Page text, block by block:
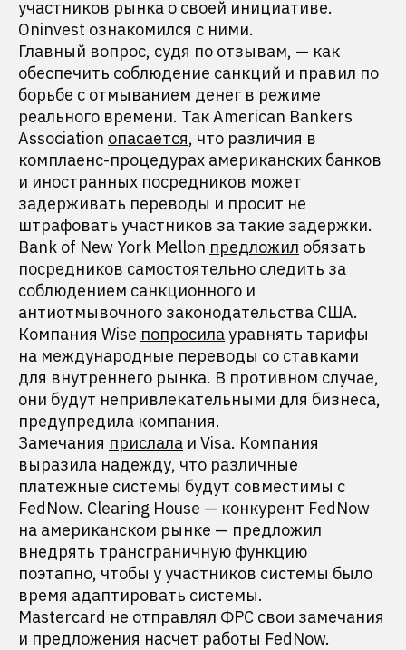
участников рынка о своей инициативе.
Oninvest ознакомился с ними.
Главный вопрос, судя по отзывам, — как
обеспечить соблюдение санкций и правил по
борьбе с отмыванием денег в режиме
реального времени. Так American Bankers
Association опасается, что различия в
комплаенс-процедурах американских банков
и иностранных посредников может
задерживать переводы и просит не
штрафовать участников за такие задержки.
Bank of New York Mellon предложил обязать
посредников самостоятельно следить за
соблюдением санкционного и
антиотмывочного законодательства США.
Компания Wise попросилауравнять тарифы
на международные переводы со ставками
для внутреннего рынка. В противном случае,
они будут непривлекательными для бизнеса,
предупредила компания.
Замечания прислала и Visa. Компания
выразила надежду, что различные
платежные системы будут совместимы с
FedNow. Clearing House — конкурент FedNow
на американском рынке — предложил
внедрять трансграничную функцию
поэтапно, чтобы у участников системы было
время адаптировать системы.
Mastercard не отправлял ФРС свои замечания
и предложения насчет работы FedNow.